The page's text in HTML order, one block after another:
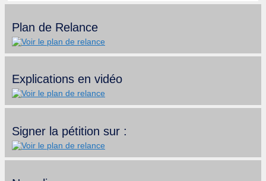
Plan de Relance
Explications en vidéo
Signer la pétition sur :